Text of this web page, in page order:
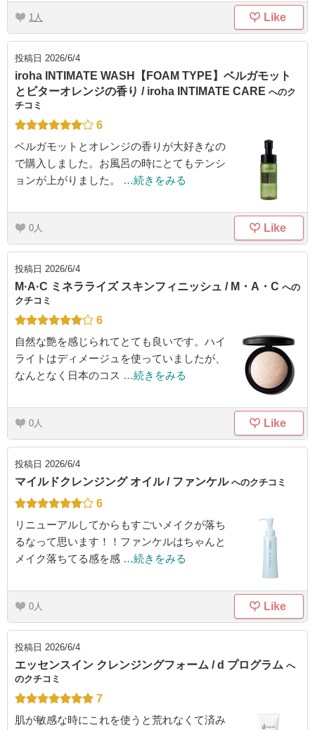
1 Like
投稿日 2026/6/4
iroha INTIMATE WASH【FOAM TYPE】ベルガモット
とビターオレンジの香り / iroha INTIMATE CARE へのク
チコミ
6
ベルガモットとオレンジの香りが大好きなの
で購入しました。お風呂の時にとてもテンシ
ョンが上がりました。
…続きをみる
0 Like
投稿日 2026/6/4
M·A·C ミネラライズ スキンフィニッシュ / M・A・C への
クチコミ
6
自然な艶を感じられてとても良いです。ハイ
ライトはディメージュを使っていましたが、
なんとなく日本のコス …続きをみる
0 Like
投稿日 2026/6/4
マイルドクレンジング オイル / ファンケル へのクチコミ
6
リニューアルしてからもすごいメイクが落ち
るなって思います！！ファンケルはちゃんと
メイク落ちてる感を感 …続きをみる
0 Like
投稿日 2026/6/4
エッセンスイン クレンジングフォーム / d プログラム へ
のクチコミ
7
肌が敏感な時にこれを使うと荒れなくて済み